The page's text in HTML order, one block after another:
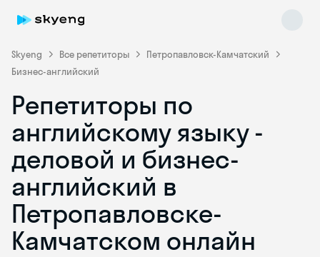
Skyeng Все репетиторы
Петропавловск-Камчатский
Бизнес-английский
Репетиторы по
английскому языку -
деловой и бизнес-
английский в
Петропавловске-
Камчатском онлайн
Skyeng Chat